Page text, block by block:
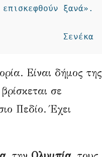
ξανά».
Σενέκα
Είναι δήμος της
σε
Πεδίο. Έχει